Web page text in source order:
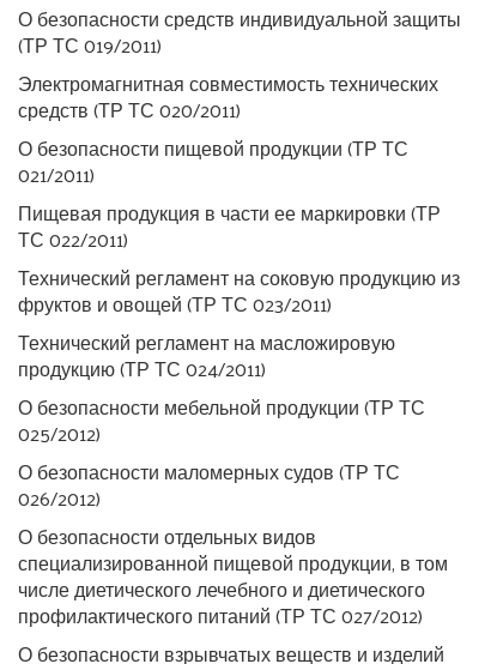
О безопасности средств индивидуальной защиты
(ТР ТС 019/2011)
Электромагнитная совместимость технических
средств (ТР ТС 020/2011)
О безопасности пищевой продукции (ТР ТС
021/2011)
Пищевая продукция в части ее маркировки (ТР
ТС 022/2011)​
Технический регламент на соковую продукцию из
фруктов и овощей (ТР ТС 023/2011)
Технический регламент на масложировую
продукцию (ТР ТС 024/2011)
О безопасности мебельной продукции (ТР ТС
025/2012)
О безопасности маломерных судов (ТР ТС
026/2012)
О безопасности отдельных видов
специализированной пищевой продукции, в том
числе диетического лечебного и диетического
профилактического питаний (ТР ТС 027/2012)
О безопасности взрывчатых веществ и изделий